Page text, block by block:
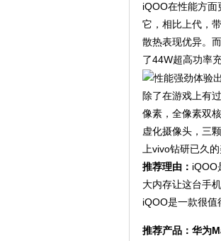
iQOO在性能方
它，相比上代，
散热表现优异。
了44W超高功率充
除了在游戏上有
像素，全像素双
虚化摄像头，三
上vivo钻研已久
推荐理由： iQOO
大内存让这台手
iQOO是一款很值
推荐产品：华为